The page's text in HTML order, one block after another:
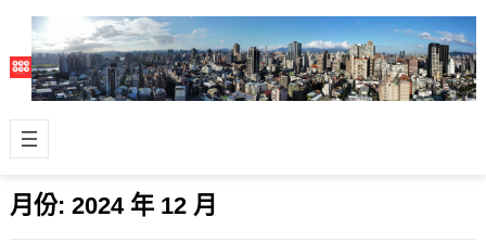
月份: 2024 年 12 月